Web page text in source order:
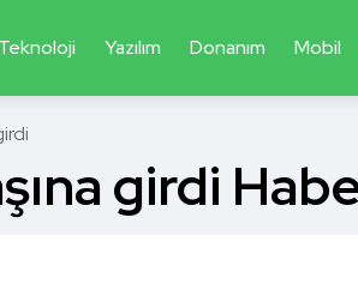
Teknoloji Yazılım Donanım Mobil
girdi